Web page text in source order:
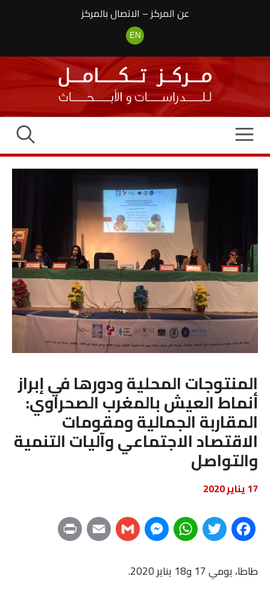
عن المركز– الاتصال بالمركز
EN
المنتوجات المحلية ودورها في إبراز
أنماط العيش بالمغرب الصحراوي:
المقاربة الجمالية ومقومات
الاقتصاد الاجتماعي وآليات التنمية
والتواصل
17 يناير 2020
F
c
T
i
W
a
M
s
G
E
طاطا، يومي 17 و18 يناير 2020.